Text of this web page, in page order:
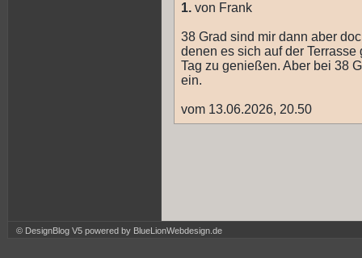
1. von Frank
38 Grad sind mir dann aber
denen es sich auf der
Tag zu genießen. Aber bei 38
ein.
vom 13.06.2026, 20.50
© DesignBlog V5 powered by BlueLionWebdesign.de